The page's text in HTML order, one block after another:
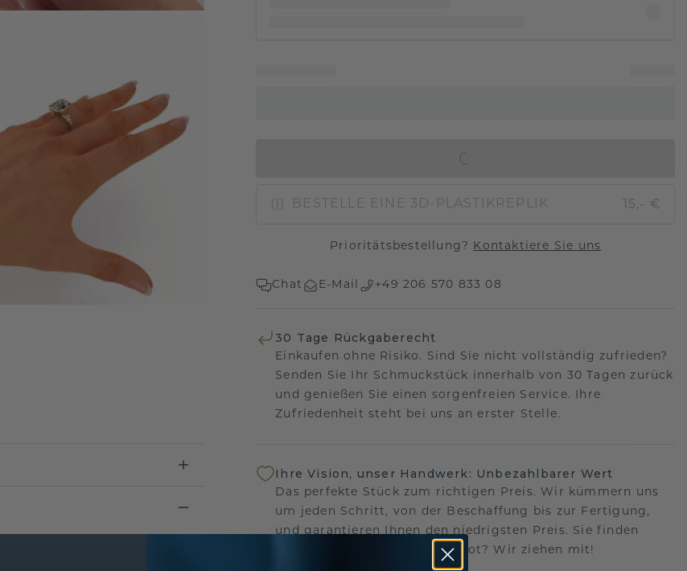
BESTELLE EINE 3D-PLASTIKREPLIK 15,- €
Prioritätsbestellung? Kontaktiere Sie uns
Chat E-Mail +49 206 570 833 08
30 Tage Rückgaberecht
Einkaufen ohne Risiko. Sind Sie nicht vollständig zufrieden?
Senden Sie Ihr Schmuckstück innerhalb von 30 Tagen zurück
und genießen Sie einen sorgenfreien Service. Ihre
Zufriedenheit steht bei uns an erster Stelle.
Ihre Vision, unser Handwerk: Unbezahlbarer Wert
Das perfekte Stück zum richtigen Preis. Wir kümmern uns
um jeden Schritt, von der Beschaffung bis zur Fertigung,
und garantieren Ihnen den niedrigsten Preis. Sie finden
anderswo ein besseres Angebot? Wir ziehen mit!